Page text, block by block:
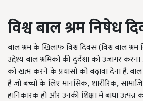
विश्व बाल श्रम निषेध
बाल श्रम के खिलाफ विश्व दिवस (विश्व बाल
उद्देश्य बाल श्रमिकों की दुर्दशा को उजागर
को खत्म करने के प्रयासों को बढ़ावा देना है.
है जो बच्चों के लिए मानसिक,शारीरिक,
हानिकारक हो और उनकी शिक्षा में बाधा